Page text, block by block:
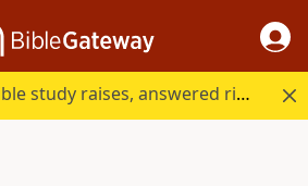
Every question Bible study raises, answered right here.